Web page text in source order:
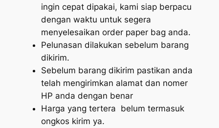
ingin cepat dipakai, kami siap berpacu
dengan waktu untuk segera
menyelesaikan order paper bag anda.
Pelunasan dilakukan sebelum barang
dikirim.
Sebelum barang dikirim pastikan anda
telah mengirimkan alamat dan nomer
HP anda dengan benar
Harga yang tertera belum termasuk
ongkos kirim ya.